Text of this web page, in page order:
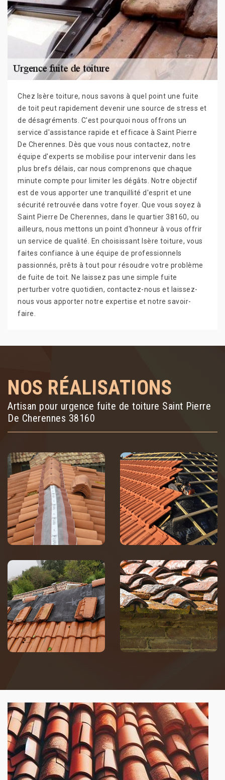
Chez Isère toiture, nous savons à quel point une fuite
de toit peut rapidement devenir une source de stress et
de désagréments. C'est pourquoi nous offrons un
service d'assistance rapide et efficace à Saint Pierre
De Cherennes. Dès que vous nous contactez, notre
équipe d'experts se mobilise pour intervenir dans les
plus brefs délais, car nous comprenons que chaque
minute compte pour limiter les dégâts. Notre objectif
est de vous apporter une tranquillité d'esprit et une
sécurité retrouvée dans votre foyer. Que vous soyez à
Saint Pierre De Cherennes, dans le quartier 38160, ou
ailleurs, nous mettons un point d'honneur à vous offrir
un service de qualité. En choisissant Isère toiture, vous
faites confiance à une équipe de professionnels
passionnés, prêts à tout pour résoudre votre problème
de fuite de toit. Ne laissez pas une simple fuite
perturber votre quotidien, contactez-nous et laissez-
nous vous apporter notre expertise et notre savoir-
faire.
NOS RÉALISATIONS
Artisan pour urgence fuite de toiture Saint Pierre
De Cherennes 38160